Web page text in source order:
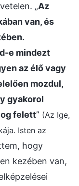
„Az
van, és
e mindezt
az élő vagy
mozdul,
gyakorol
felett” (Az Ige,
Isten az
hogy
kezében van,